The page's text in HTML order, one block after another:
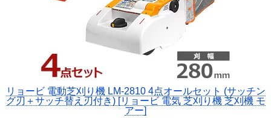
リョービ 電動芝刈り機 LM-2810 4点オールセット (サッチン
グ刃＋サッチ替え刃付き) [リョービ 電気 芝刈り機 芝刈機 モ
アー]